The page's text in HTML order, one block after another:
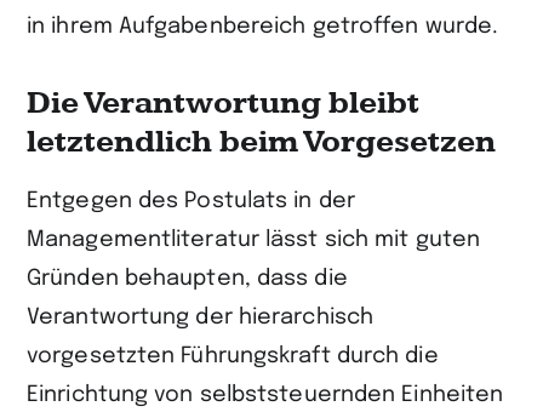
in ihrem Aufgabenbereich getroffen wurde.
Die Verantwortung bleibt
letztendlich beim Vorgesetzen
Entgegen des Postulats in der
Managementliteratur lässt sich mit guten
Gründen behaupten, dass die
Verantwortung der hierarchisch
vorgesetzten Führungskraft durch die
Einrichtung von selbststeuernden Einheiten